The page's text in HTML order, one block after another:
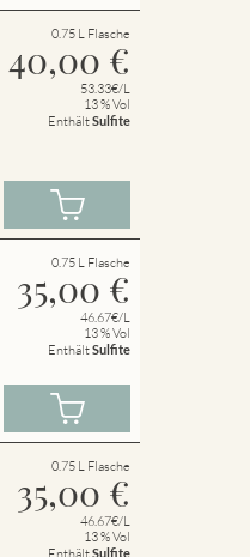
0.75 L Flasche
40,00 €
53.33€/L
13 % Vol
EnthältSulfite
0.75 L Flasche
35,00 €
46.67€/L
13 % Vol
EnthältSulfite
0.75 L Flasche
35,00 €
46.67€/L
13 % Vol
EnthältSulfite